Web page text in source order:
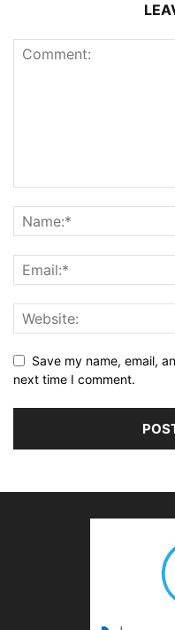
Save my name, email,
next time I comment.